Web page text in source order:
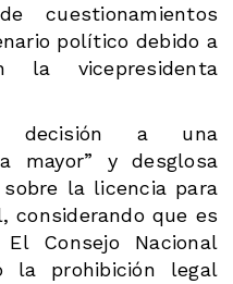
cuestionamientos
político debido a
la vicepresidenta
decisión a una
mayor” y desglosa
la licencia para
considerando que es
Consejo Nacional
la prohibición legal